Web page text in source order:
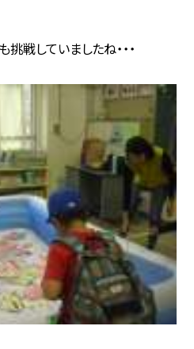
戦していましたね・・・